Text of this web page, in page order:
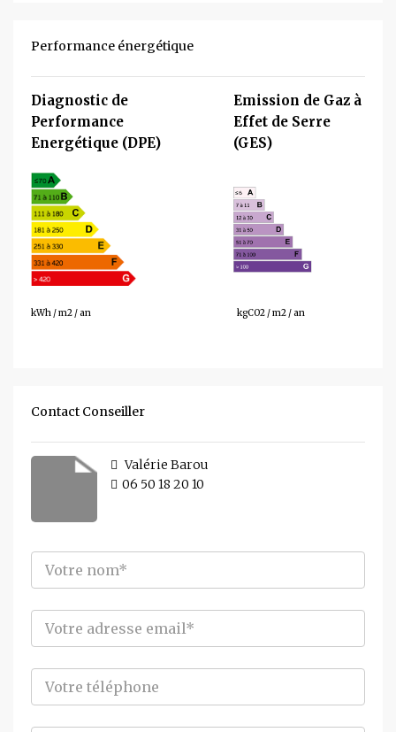
Performance énergétique
Diagnostic de
Performance
Energétique (DPE)
Emission de Gaz à
Effet de Serre
(GES)
kWh / m2 / an kgCO2 / m2 / an
Contact Conseiller
Valérie Barou
06 50 18 20 10